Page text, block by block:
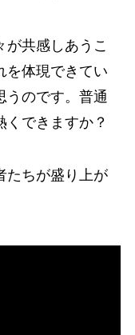
が共感しあうこ
を体現できてい
うのです。普通
できますか？
たちが盛り上が